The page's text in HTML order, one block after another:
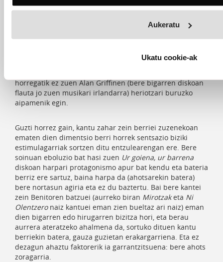
Aukeratu
Ukatu cookie-ak
autonomia baieztatu zituen. Pausu bakoitzean bere bidea
sendotzen doa, disko berriak argitaratzen jarraitzen du
eta gainera 2015ean zuzenekoetara egin zuen jauzia ez
gaitasuna ere nabaria da, eta goranzko joera dauka,
nahiz eta Viktoria Eugenian (denbora kontuagatik akaso)
horregatik ez zuen Alan Griffinen (bere bigarren diskoan
flauta jo zuen musikari irlandarra) heriotzari buruzko
aipamenik egin.
Guzti horrez gain, kantu zahar zein berriei zuzenekoan
ematen dien dimentsio berri horrek sentsazio biziki
estimulagarriak sortzen ditu entzulearengan ere. Bere
soinuan eboluzio bat hasi zuen Ur goiena, ur barrena
diskoan harpari protagonismo apur bat kendu eta bateria
berriz ere sartuz, baina harpa da (ahotsarekin batera)
bere nortasun agiria eta ez du baztertu. Bai bere kantei
zein Benitoren batzuei (aurreko biran Mirotzaketa Ni
Olentzeronaiz kantuei eman zien bueltaz ari naiz) eman
dien bigarren edo hirugarren bizitza hori, eta berau
aurrera ateratzeko ahalmena da, sortuko dituen kantu
berriekin batera, gauza guzietan erakargarriena. Eta ez
dezagun ahaztu faktorerik ia garrantzitsuena: bere ahots
zoragarria.